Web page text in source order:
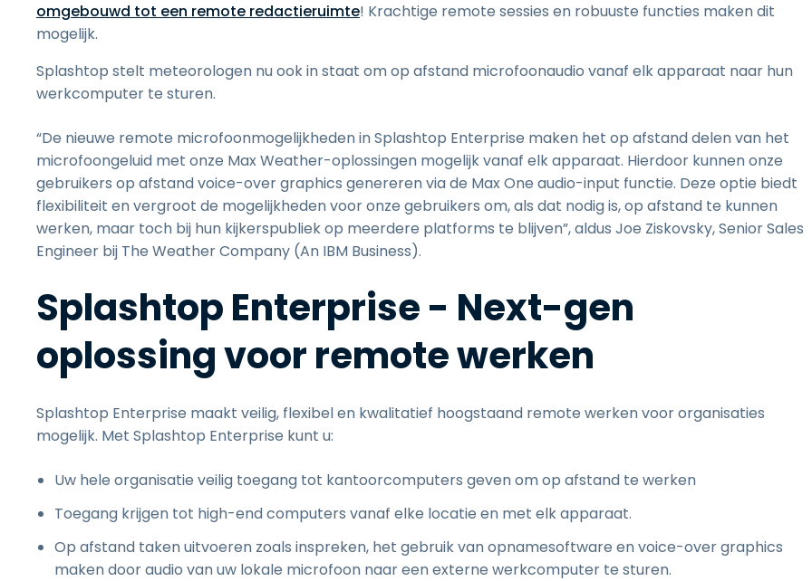
omgebouwd tot een remote redactieruimte! Krachtige remote sessies en robuuste functies maken dit
mogelijk.
Splashtop stelt meteorologen nu ook in staat om op afstand microfoonaudio vanaf elk apparaat naar hun
werkcomputer te sturen.
“De nieuwe remote microfoonmogelijkheden in Splashtop Enterprise maken het op afstand delen van het
microfoongeluid met onze Max Weather-oplossingen mogelijk vanaf elk apparaat. Hierdoor kunnen onze
gebruikers op afstand voice-over graphics genereren via de Max One audio-input functie. Deze optie biedt
flexibiliteit en vergroot de mogelijkheden voor onze gebruikers om, als dat nodig is, op afstand te kunnen
werken, maar toch bij hun kijkerspubliek op meerdere platforms te blijven”, aldus Joe Ziskovsky, Senior Sales
Engineer bij The Weather Company (An IBM Business).
Splashtop Enterprise - Next-gen
oplossing voor remote werken
Splashtop Enterprise maakt veilig, flexibel en kwalitatief hoogstaand remote werken voor organisaties
mogelijk. Met Splashtop Enterprise kunt u:
Uw hele organisatie veilig toegang tot kantoorcomputers geven om op afstand te werken
Toegang krijgen tot high-end computers vanaf elke locatie en met elk apparaat.
Op afstand taken uitvoeren zoals inspreken, het gebruik van opnamesoftware en voice-over graphics
maken door audio van uw lokale microfoon naar een externe werkcomputer te sturen.